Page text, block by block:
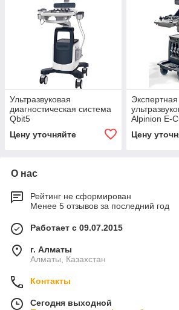
Ультразвуковая
диагностическая система
Qbit5
Цену уточняйте
Экспертная
Alpinion E-
Цену
О нас
Рейтинг не сформирован
Менее 5 отзывов за последний год
Работает с 09.07.2015
г. Алматы
Алматы, Казахстан
Контакты
Сегодня выходной